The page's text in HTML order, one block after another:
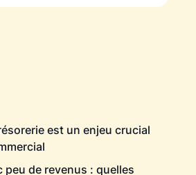
est un enjeu crucial
peu de revenus : quelles